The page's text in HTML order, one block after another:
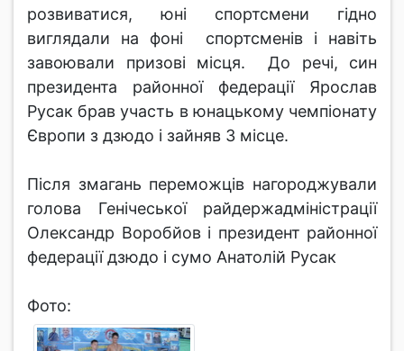
розвиватися, юні спортсмени гідно
виглядали на фоні спортсменів і навіть
завоювали призові місця. До речі, син
президента районної федерації Ярослав
Русак брав участь в юнацькому чемпіонату
Європи з дзюдо і зайняв 3 місце.
Після змагань переможців нагороджували
голова Генічеської райдержадміністрації
Олександр Воробйов і президент районної
федерації дзюдо і сумо Анатолій Русак
Фото: